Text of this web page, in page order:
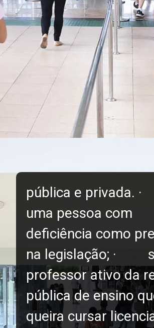
pública e
uma pessoa com
deficiência como
na legislação; ·
professor ativo da
pública de ensino
queira cursar